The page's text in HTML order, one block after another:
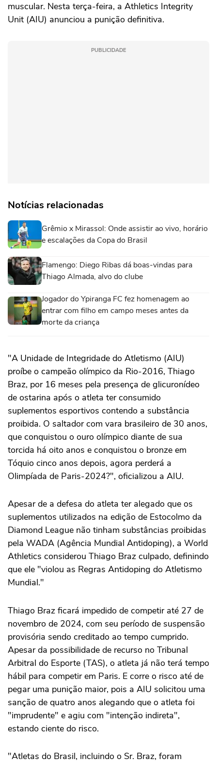
muscular. Nesta terça-feira, a Athletics Integrity
Unit (AIU) anunciou a punição definitiva.
PUBLICIDADE
Notícias relacionadas
Grêmio x Mirassol: Onde assistir ao vivo, horário
e escalações da Copa do Brasil
Flamengo: Diego Ribas dá boas-vindas para
Thiago Almada, alvo do clube
Jogador do Ypiranga FC fez homenagem ao
entrar com filho em campo meses antes da
morte da criança
"A Unidade de Integridade do Atletismo (AIU)
proíbe o campeão olímpico da Rio-2016, Thiago
Braz, por 16 meses pela presença de glicuronídeo
de ostarina após o atleta ter consumido
suplementos esportivos contendo a substância
proibida. O saltador com vara brasileiro de 30 anos,
que conquistou o ouro olímpico diante de sua
torcida há oito anos e conquistou o bronze em
Tóquio cinco anos depois, agora perderá a
Olimpíada de Paris-2024?", oficializou a AIU.
Apesar de a defesa do atleta ter alegado que os
suplementos utilizados na edição de Estocolmo da
Diamond League não tinham substâncias proibidas
pela WADA (Agência Mundial Antidoping), a World
Athletics considerou Thiago Braz culpado, definindo
que ele "violou as Regras Antidoping do Atletismo
Mundial."
Thiago Braz ficará impedido de competir até 27 de
novembro de 2024, com seu período de suspensão
provisória sendo creditado ao tempo cumprido.
Apesar da possibilidade de recurso no Tribunal
Arbitral do Esporte (TAS), o atleta já não terá tempo
hábil para competir em Paris. E corre o risco até de
pegar uma punição maior, pois a AIU solicitou uma
sanção de quatro anos alegando que o atleta foi
"imprudente" e agiu com "intenção indireta",
estando ciente do risco.
"Atletas do Brasil, incluindo o Sr. Braz, foram